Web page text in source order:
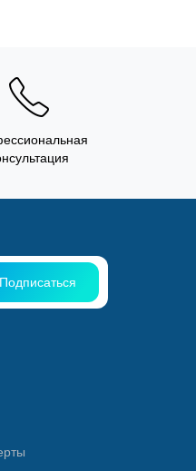
Подписаться